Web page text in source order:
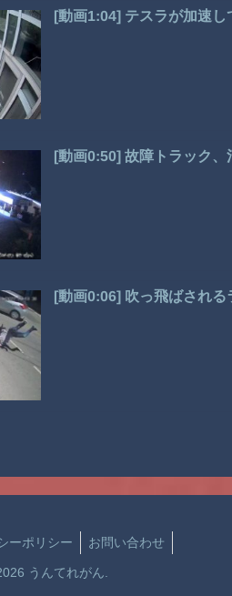
[動画1:04] テスラが加速
[動画0:50] 故障トラック
[動画0:06] 吹っ飛ばされ
ーポリシー お問い合わせ
うんてれがん.